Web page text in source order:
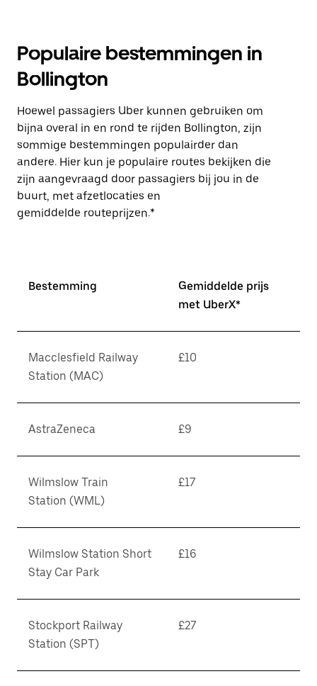
Populaire bestemmingen in
Bollington
Hoewel passagiers Uber kunnen gebruiken om
bijna overal in en rond te rijden Bollington, zijn
sommige bestemmingen populairder dan
andere. Hier kun je populaire routes bekijken die
zijn aangevraagd door passagiers bij jou in de
buurt, met afzetlocaties en
gemiddelde routeprijzen.*
Bestemming
Gemiddelde prijs
met UberX*
Macclesfield Railway
Station (MAC)
£10
AstraZeneca £9
Wilmslow Train
Station (WML)
£17
Wilmslow Station Short
Stay Car Park
£16
Stockport Railway
Station (SPT)
£27